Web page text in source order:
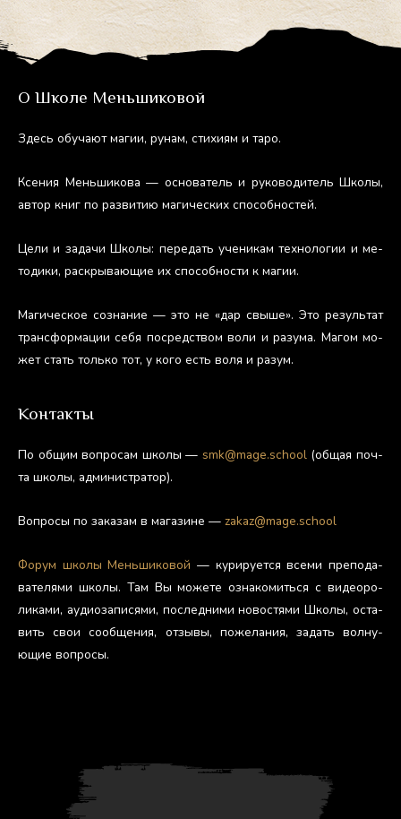
О Школе Меньшиковой
Здесь обу­ча­ют ма­гии, ру­нам, сти­хи­ям и та­ро.
Ксе­ния Мень­ши­кова — ос­но­ватель и ру­ково­дитель Шко­лы,
ав­тор книг по раз­ви­тию ма­гичес­ких спо­соб­ностей.
Це­ли и за­дачи Шко­лы: пе­редать уче­никам тех­но­логии и ме­
тоди­ки, рас­кры­ва­ющие их спо­соб­ности к ма­гии.
Ма­гичес­кое соз­на­ние — это не «дар свы­ше». Это ре­зуль­тат
тран­сфор­ма­ции се­бя пос­редс­твом во­ли и ра­зума. Ма­гом мо­
жет стать толь­ко тот, у ко­го есть во­ля и ра­зум.
Контакты
По об­щим воп­ро­сам шко­лы — smk@mage.school(об­щая поч­
та шко­лы, ад­ми­нис­тра­тор).
Воп­ро­сы по за­казам в ма­гази­не — zakaz@mage.school
Фо­рум шко­лы Мень­ши­ковой — ку­риру­ет­ся все­ми пре­пода­
вате­лями шко­лы. Там Вы мо­жете оз­на­комить­ся с ви­де­оро­
лика­ми, а­уди­оза­пися­ми, пос­ледни­ми но­вос­тя­ми Шко­лы, ос­та­
вить свои со­об­ще­ния, от­зы­вы, по­жела­ния, за­дать вол­ну­
ющие воп­ро­сы.